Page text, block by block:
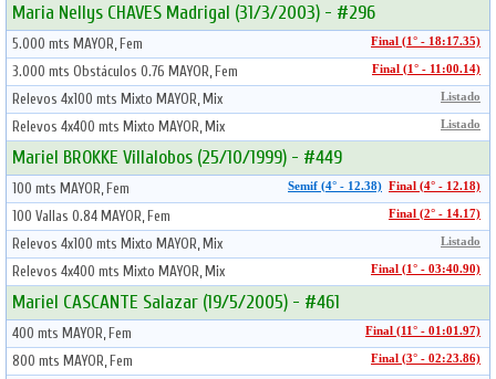
Maria Nellys CHAVES Madrigal (31/3/2003) - #296
5.000 mts MAYOR, Fem Final (1° - 18:17.35)
3.000 mts Obstáculos 0.76 MAYOR, Fem Final (1° - 11:00.14)
Relevos 4x100 mts Mixto MAYOR, Mix Listado
Relevos 4x400 mts Mixto MAYOR, Mix Listado
Mariel BROKKE Villalobos (25/10/1999) - #449
100 mts MAYOR, Fem Final (4° - 12.18)
Semif (4° - 12.38)
100 Vallas 0.84 MAYOR, Fem Final (2° - 14.17)
Relevos 4x100 mts Mixto MAYOR, Mix Listado
Relevos 4x400 mts Mixto MAYOR, Mix Final (1° - 03:40.90)
Mariel CASCANTE Salazar (19/5/2005) - #461
400 mts MAYOR, Fem Final (11° - 01:01.97)
800 mts MAYOR, Fem Final (3° - 02:23.86)